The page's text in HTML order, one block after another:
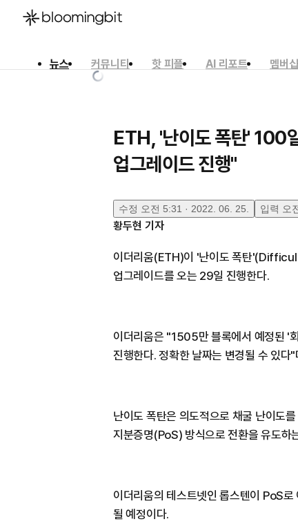
뉴스 커뮤니티 핫 피플 AI 리포트 멤버십
ETH, '난이도 폭탄' 100
업그레이드 진행"
수정 오전 5:31 · 2022. 06. 25. 입력 오
황두현 기자
이더리움(ETH)이 '난이도 폭탄
업그레이드를 오는 29일 진행한다.
이더리움은 "1505만 블록에서 예정된
진행한다. 정확한 날짜는 변경될 수 있다
난이도 폭탄은 의도적으로 채굴 난이도
지분증명(PoS) 방식으로 전환을 유도하
이더리움의 테스트넷인 롭스텐이 PoS
될 예정이다.